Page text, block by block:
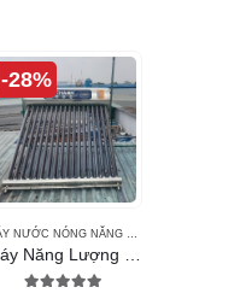
-28%
MÁY NƯỚC NÓNG NĂNG LƯỢNG MẶT TRỜI ĐẠI THÀNH
Máy Năng Lượng Đại Thành 180L